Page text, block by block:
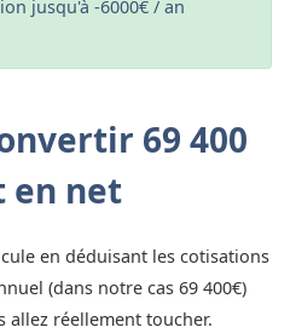
jusqu'à -6000€ / an
69 400
en net
en déduisant les cotisations
(dans notre cas 69 400€)
allez réellement toucher.